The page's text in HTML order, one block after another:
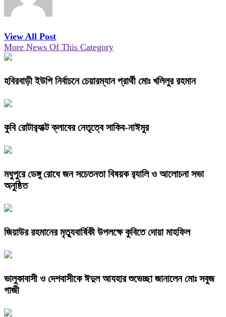
View All Post
More News Of This Category
হবিরবাড়ী ইউপি নির্বাচনে চেয়ারম্যান প্রার্থী মোঃ খলিলুর রহমান
কুবি রোটার‍্যাক্ট ক্লাবের নেতৃত্বে সাকিব-নাঈমুর
মধুপুরে ডেঙ্গু রোধে জন সচেতনতা বিষয়ক র‍্যালি ও আলোচনা সভা
অনুষ্ঠিত
জিয়াউর রহমানের মৃত্যুবার্ষিকী উপলক্ষে কুবিতে দোয়া মাহফিল
ভালুকাবাসী ও দেশবাসীকে ঈদুল আযহার শুভেচ্ছা জানালেন মোঃ সবুজ
গাজী